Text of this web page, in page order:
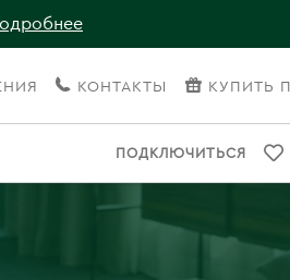
КОНТАКТЫ КУПИТЬ
ПОДКЛЮЧИТЬСЯ